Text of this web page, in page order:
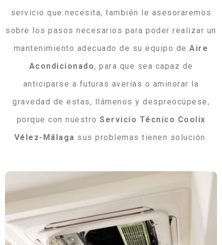
servicio que necesita, también le asesoraremos
sobre los pasos necesarios para poder realizar un
mantenimiento adecuado de su equipo deAire
Acondicionado, para que sea capaz de
anticiparse a futuras averías o aminorar la
gravedad de estas, llámenos y despreocúpese,
porque con nuestro Servicio Técnico Coolix
Vélez-Málaga sus problemas tienen solución.